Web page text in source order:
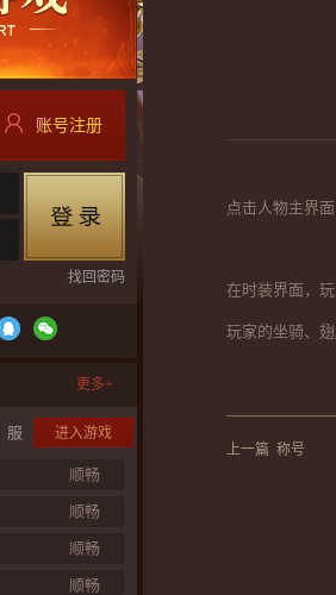
点击人物主界
在时装界面，
玩家的坐骑、
上一篇 称号
账号注册
找回密码
更多+
服 进入游戏
顺畅
顺畅
顺畅
顺畅